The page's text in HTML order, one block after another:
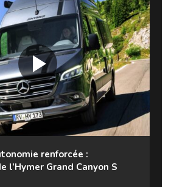
renforcée :
l’Hymer Grand Canyon S